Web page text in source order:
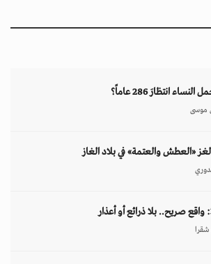
انتظارَ 286 عاماً؟
موسى
لغز «العطش والعتمة» في بلاد الغاز
واقع صريح.. بلا ذرائع أو أعذار
شقرا